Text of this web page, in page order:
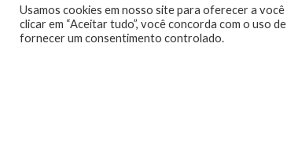
TAGS #DEATHSTRANDING KOJIMA
Usamos cookies em nosso site para oferecer a
clicar em “Aceitar tudo”, você concorda com o uso
fornecer um consentimento controlado.